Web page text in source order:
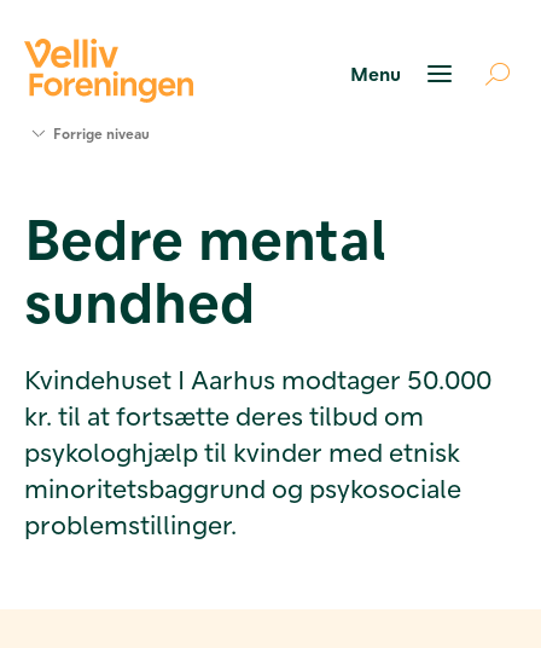
Værktøjer
og viden
Foreningen
Forrige niveau
Bedre mental
sundhed
Kvindehuset I Aarhus modtager 50.000
kr. til at fortsætte deres tilbud om
psykologhjælp til kvinder med etnisk
minoritetsbaggrund og psykosociale
problemstillinger.